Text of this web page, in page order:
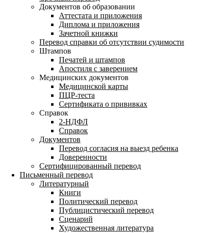
Документов об образовании
Аттестата и приложения
Диплома и приложения
Зачетной книжки
Перевод справки об отсутствии судимости
Штампов
Печатей и штампов
Апостиля с заверением
Медицинских документов
Медицинской карты
ПЦР-теста
Сертификата о прививках
Справок
2-НДФЛ
Справок
Документов
Перевод согласия на выезд ребенка
Доверенности
Сертифицированный перевод
Письменный перевод
Литературный
Книги
Политический перевод
Публицистический перевод
Сценарий
Художественная литература